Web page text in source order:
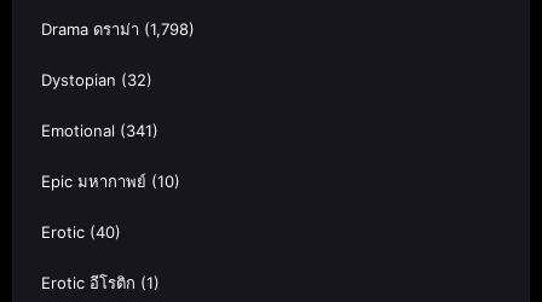
Drama ดราม่า (1,798)
Dystopian (32)
Emotional (341)
Epic มหากาพย์ (10)
Erotic (40)
Erotic อีโรติก (1)